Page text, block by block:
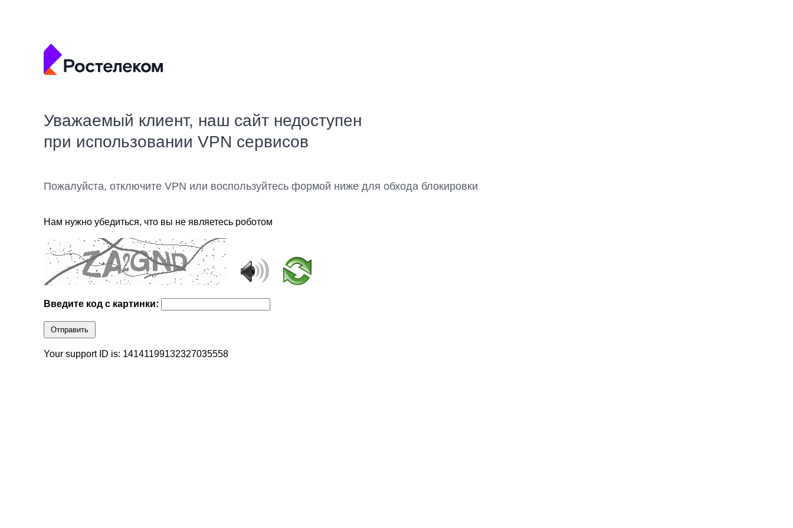
Уважаемый клиент, наш сайт недоступен
при использовании VPN сервисов
Пожалуйста, отключите VPN или воспользуйтесь формой ниже для обхода блокировки
Нам нужно убедиться, что вы не являетесь роботом
Введите код с картинки:
Отправить
Your support ID is: 14141199132327035558